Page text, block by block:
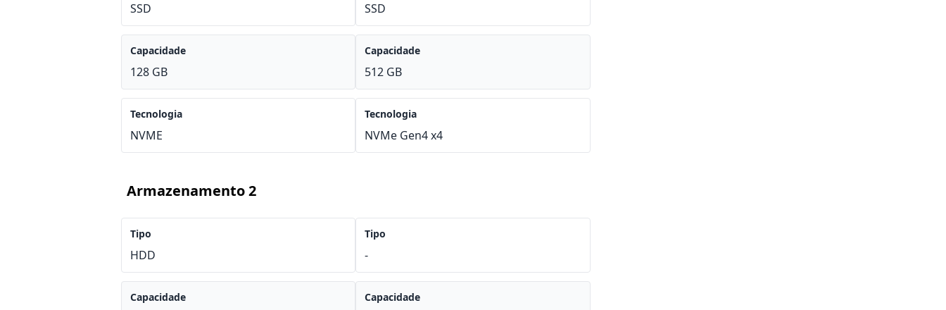
SSD
Capacidade
128 GB
Tecnologia
NVME
SSD
Capacidade
512 GB
Tecnologia
NVMe Gen4 x4
Armazenamento 2
Tipo
HDD
Capacidade
Tipo
-
Capacidade